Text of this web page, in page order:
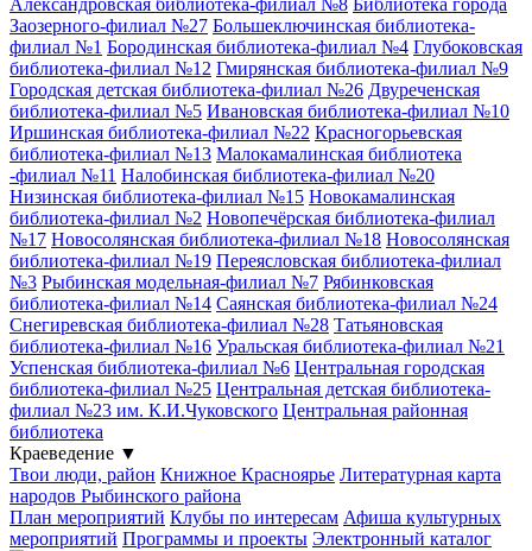
Александровская библиотека-филиал №8 Библиотека города
Заозерного-филиал №27 Большеключинская библиотека-
филиал №1 Бородинская библиотека-филиал №4 Глубоковская
библиотека-филиал №12 Гмирянская библиотека-филиал №9
Городская детская библиотека-филиал №26 Двуреченская
библиотека-филиал №5 Ивановская библиотека-филиал №10
Иршинская библиотека-филиал №22 Красногорьевская
библиотека-филиал №13 Малокамалинская библиотека
-филиал №11 Налобинская библиотека-филиал №20
Низинская библиотека-филиал №15 Новокамалинская
библиотека-филиал №2 Новопечёрская библиотека-филиал
№17 Новосолянская библиотека-филиал №18 Новосолянская
библиотека-филиал №19 Переясловская библиотека-филиал
№3 Рыбинская модельная-филиал №7 Рябинковская
библиотека-филиал №14 Саянская библиотека-филиал №24
Снегиревская библиотека-филиал №28 Татьяновская
библиотека-филиал №16 Уральская библиотека-филиал №21
Успенская библиотека-филиал №6 Центральная городская
библиотека-филиал №25 Центральная детская библиотека-
филиал №23 им. К.И.Чуковского Центральная районная
библиотека
Краеведение ▼
Твои люди, район Книжное Красноярье Литературная карта
народов Рыбинского района
План мероприятий Клубы по интересам Афиша культурных
мероприятий Программы и проекты Электронный каталог